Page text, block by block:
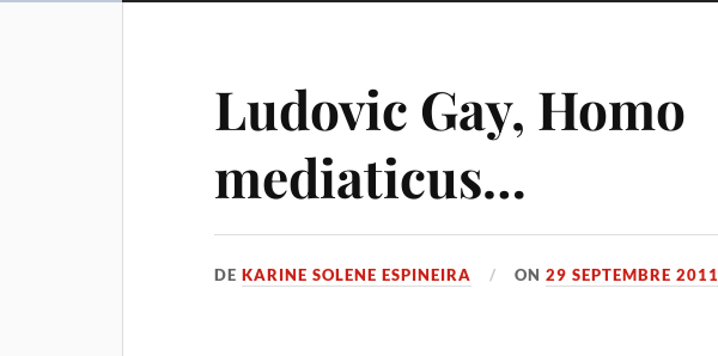
Ludovic Gay, Homo
mediaticus…
DEKARINE SOLENE ESPINEIRA ON29 SEPTEMBRE 2011